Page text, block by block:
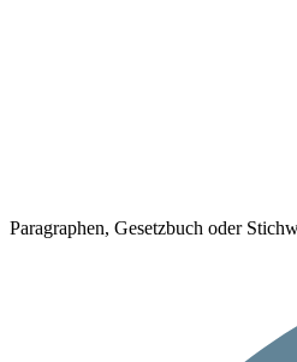
Paragraphen, Gesetzbuch oder